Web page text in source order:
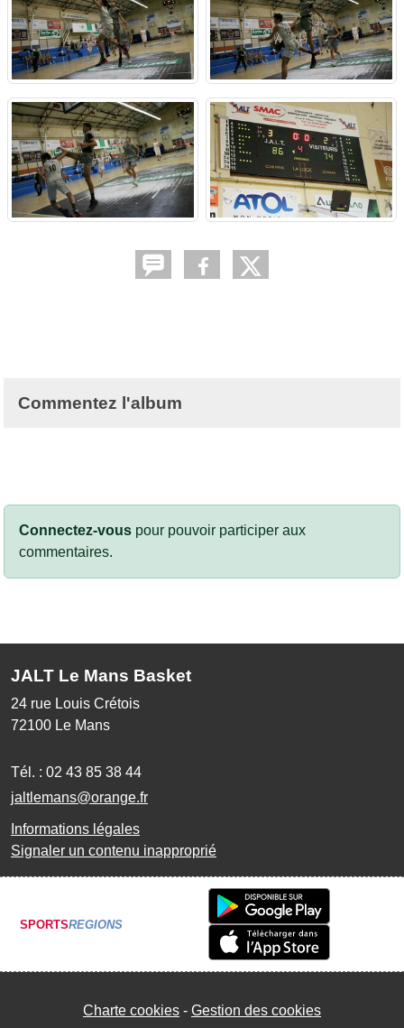
Commentez l'album
Connectez-vous pour pouvoir participer aux
commentaires.
JALT Le Mans Basket
24 rue Louis Crétois
72100 Le Mans
Tél. : 02 43 85 38 44
jaltlemans@orange.fr
Informations légales
Signaler un contenu inapproprié
SPORTSREGIONS
Charte cookies Gestion des cookies